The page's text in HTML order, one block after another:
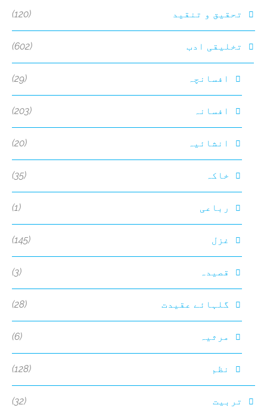
تحقیق و تنقید (120)
تخلیقی ادب (602)
افسانچہ (29)
افسانہ (203)
انشائیہ (20)
خاکہ (35)
رباعی (1)
غزل (145)
قصیدہ (3)
گلہائے عقیدت (28)
مرثیہ (6)
نظم (128)
تربیت (32)